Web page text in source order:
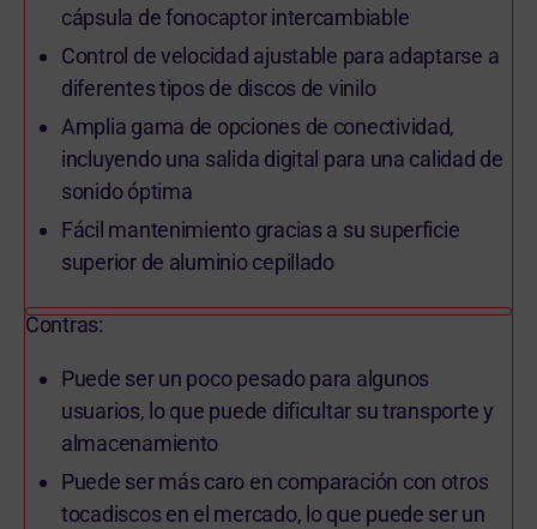
cápsula de fonocaptor intercambiable
Control de velocidad ajustable para adaptarse a
diferentes tipos de discos de vinilo
Amplia gama de opciones de conectividad,
incluyendo una salida digital para una calidad de
sonido óptima
Fácil mantenimiento gracias a su superficie
superior de aluminio cepillado
Contras:
Puede ser un poco pesado para algunos
usuarios, lo que puede dificultar su transporte y
almacenamiento
Puede ser más caro en comparación con otros
tocadiscos en el mercado, lo que puede ser un